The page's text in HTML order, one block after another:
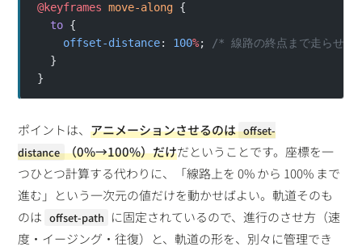
@keyframes move-along {
  to
{
    offset-distance
: 100%; /* 線路の終点まで走らせ
  }
}
ポイントは、アニメーションさせるのは offset-
distance （0%→100%）だけだということです。座標を一
つひとつ計算する代わりに、「線路上を 0% から 100% まで
進む」という一次元の値だけを動かせばよい。軌道そのも
のは offset-path に固定されているので、進行のさせ方（速
度・イージング・往復）と、軌道の形を、別々に管理でき